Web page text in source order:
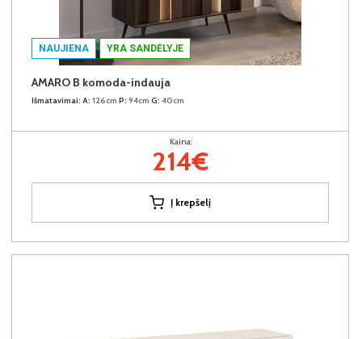
NAUJIENA YRA SANDĖLYJE
AMARO B komoda-indauja
Išmatavimai: A: 126cm P: 94cm G: 40cm
Kaina:
214€
Į krepšelį